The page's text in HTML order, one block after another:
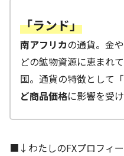
「ランド」
南アフリカの通貨。金
どの鉱物資源に恵まれ
国。通貨の特徴として「
ど商品価格に影響を受
■↓わたしのFXプロフィ